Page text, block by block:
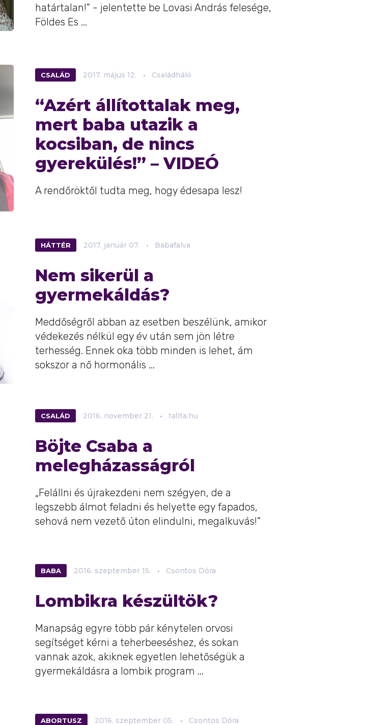
határtalan!" - jelentette be Lovasi András felesége,
Földes Es ...
CSALÁD 2017. május 12. Családháló
“Azért állítottalak meg,
mert baba utazik a
kocsiban, de nincs
gyerekülés!” – VIDEÓ
A rendőröktől tudta meg, hogy édesapa lesz!
HÁTTÉR 2017. január 07. Babafalva
Nem sikerül a
gyermekáldás?
Meddőségről abban az esetben beszélünk, amikor
védekezés nélkül egy év után sem jön létre
terhesség. Ennek oka több minden is lehet, ám
sokszor a nő hormonális ...
CSALÁD 2016. november 21. talita.hu
Böjte Csaba a
melegházasságról
„Felállni és újrakezdeni nem szégyen, de a
legszebb álmot feladni és helyette egy fapados,
sehová nem vezető úton elindulni, megalkuvás!”
BABA 2016. szeptember 15. Csontos Dóra
Lombikra készültök?
Manapság egyre több pár kénytelen orvosi
segítséget kérni a teherbeeséshez, és sokan
vannak azok, akiknek egyetlen lehetőségük a
gyermekáldásra a lombik program ...
ABORTUSZ 2016. szeptember 05. Csontos Dóra